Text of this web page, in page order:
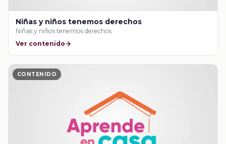
Niñas y niños tenemos derechos
Niñas y niños tenemos derechos
Ver contenido
CONTENIDO